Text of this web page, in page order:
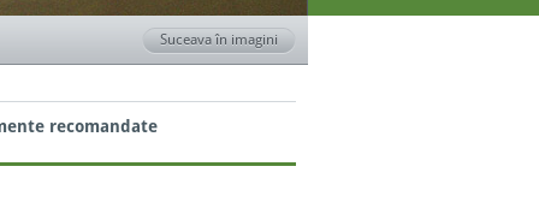
Suceava în imagini
recomandate